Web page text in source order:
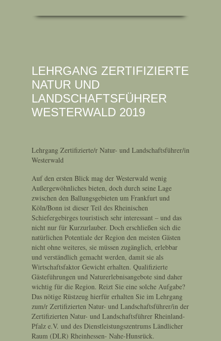
LEHRGANG ZERTIFIZIERTE
NATUR UND
LANDSCHAFTSFÜHRER
WESTERWALD 2019
Lehrgang Zertifizierte/r Natur- und Landschaftsführer/in
Westerwald
Auf den ersten Blick mag der Westerwald wenig
Außergewöhnliches bieten, doch durch seine Lage
zwischen den Ballungsgebieten um Frankfurt und
Köln/Bonn ist dieser Teil des Rheinischen
Schiefergebirges touristisch sehr interessant – und das
nicht nur für Kurzurlauber. Doch erschließen sich die
natürlichen Potentiale der Region den meisten Gästen
nicht ohne weiteres, sie müssen zugänglich, erlebbar
und verständlich gemacht werden, damit sie als
Wirtschaftsfaktor Gewicht erhalten. Qualifizierte
Gästeführungen und Naturerlebnisangebote sind daher
wichtig für die Region. Reizt Sie eine solche Aufgabe?
Das nötige Rüstzeug hierfür erhalten Sie im Lehrgang
zum/r Zertifizierten Natur- und Landschaftsführer/in der
Zertifizierten Natur- und Landschaftsführer Rheinland-
Pfalz e.V. und des Dienstleistungszentrums Ländlicher
Raum (DLR) Rheinhessen- Nahe-Hunsrück.